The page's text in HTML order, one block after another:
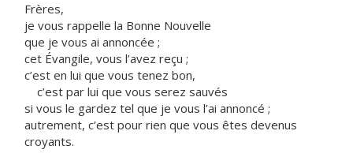
Frères,
je vous rappelle la Bonne Nouvelle
que je vous ai annoncée ;
cet Évangile, vous l’avez reçu ;
c’est en lui que vous tenez bon,
c’est par lui que vous serez sauvés
si vous le gardez tel que je vous l’ai annoncé ;
autrement, c’est pour rien que vous êtes devenus
croyants.